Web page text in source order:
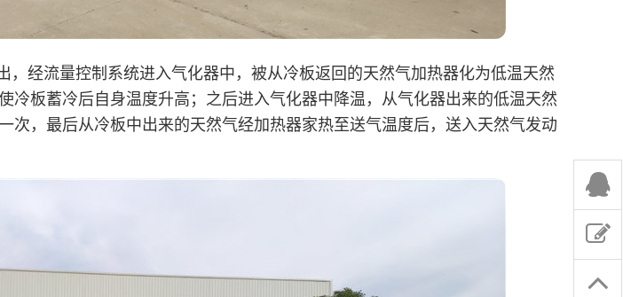
，经流量控制系统进入气化器中，被从冷板返回的天然气加热器化为低温天然
冷板蓄冷后自身温度升高；之后进入气化器中降温，从气化器出来的低温天然
次，最后从冷板中出来的天然气经加热器家热至送气温度后，送入天然气发动